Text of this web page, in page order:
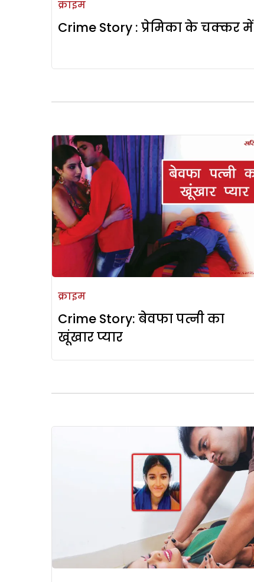
क्राइम
Crime Story : प्रेमिका के चक्कर में
क्राइम
Crime Story: बेवफा पत्नी का
खूंखार प्यार